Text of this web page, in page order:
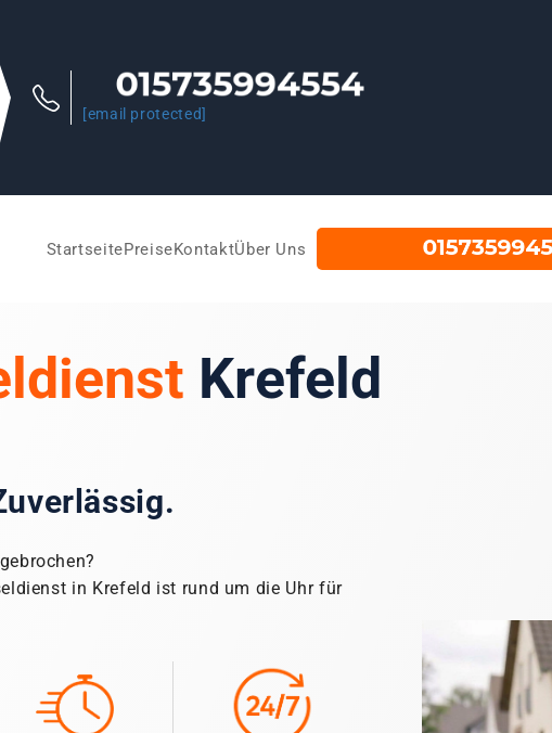
[email protected]
StartseitePreiseKontaktÜber Uns
Krefeld
in Krefeld ist rund um die Uhr für